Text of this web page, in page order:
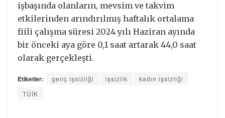
işbaşında olanların, mevsim ve takvim
etkilerinden arındırılmış haftalık ortalama
fiili çalışma süresi 2024 yılı Haziran ayında
bir önceki aya göre 0,1 saat artarak 44,0 saat
olarak gerçekleşti.
Etiketler: genç işsizliği işsizlik
kadın işsizliği
TÜİK